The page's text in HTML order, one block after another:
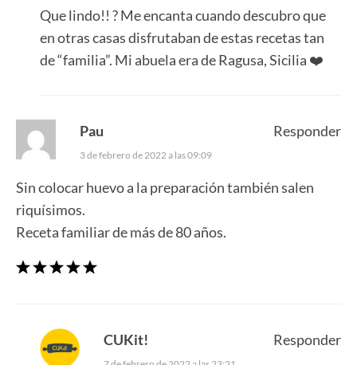
Que lindo!! ? Me encanta cuando descubro que
en otras casas disfrutaban de estas recetas tan
de “familia”. Mi abuela era de Ragusa, Sicilia ❤️
Pau
3 de febrero de 2022 a las 09:09
Sin colocar huevo a la preparación también salen
riquísimos.
Receta familiar de más de 80 años.
Responder
CUKit! Responder